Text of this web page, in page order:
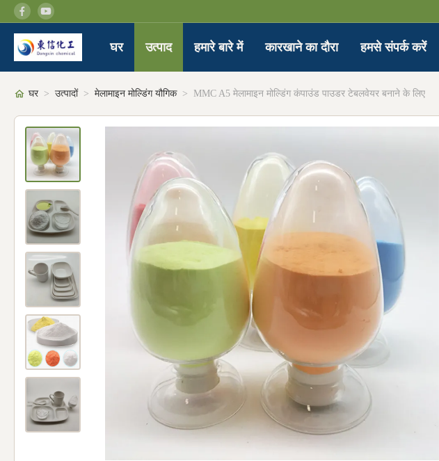
घर उत्पाद हमारे बारे में कारखाने का दौरा हमसे संपर्क करें
घर > उत्पादों > मेलामाइन मोल्डिंग यौगिक > MMC A5 मेलामाइन मोल्डिंग कंपाउंड पाउडर टेबलवेयर बनाने के लिए